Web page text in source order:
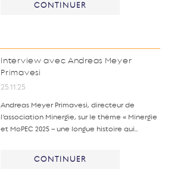
CONTINUER
Interview avec Andreas Meyer
Primavesi
25.11.25
Andreas Meyer Primavesi, directeur de
l’association Minergie, sur le thème « Minergie
et MoPEC 2025 – une longue histoire qui…
CONTINUER